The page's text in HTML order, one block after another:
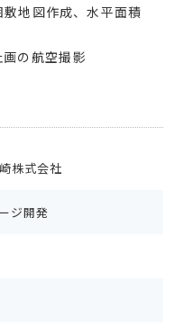
地図作成、水平面積
画の航空撮影
株式会社
ジ開発